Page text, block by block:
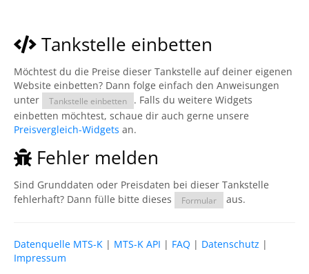
Tankstelle einbetten
Möchtest du die Preise dieser Tankstelle auf deiner eigenen
Website einbetten? Dann folge einfach den Anweisungen
unter
Tankstelle einbetten
. Falls du weitere Widgets
einbetten möchtest, schaue dir auch gerne unsere
Preisvergleich-Widgets an.
Fehler melden
Sind Grunddaten oder Preisdaten bei dieser Tankstelle
fehlerhaft? Dann fülle bitte dieses
Formular aus.
Datenquelle MTS-K | MTS-K API | FAQ | Datenschutz |
Impressum